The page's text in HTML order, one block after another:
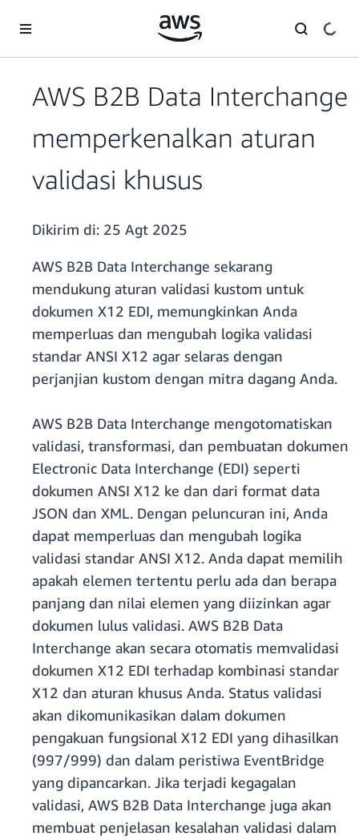
AWS B2B Data Interchange
memperkenalkan aturan
validasi khusus
Dikirim di: 25 Agt 2025
AWS B2B Data Interchange sekarang
mendukung aturan validasi kustom untuk
dokumen X12 EDI, memungkinkan Anda
memperluas dan mengubah logika validasi
standar ANSI X12 agar selaras dengan
perjanjian kustom dengan mitra dagang Anda.
AWS B2B Data Interchange mengotomatiskan
validasi, transformasi, dan pembuatan dokumen
Electronic Data Interchange (EDI) seperti
dokumen ANSI X12 ke dan dari format data
JSON dan XML. Dengan peluncuran ini, Anda
dapat memperluas dan mengubah logika
validasi standar ANSI X12. Anda dapat memilih
apakah elemen tertentu perlu ada dan berapa
panjang dan nilai elemen yang diizinkan agar
dokumen lulus validasi. AWS B2B Data
Interchange akan secara otomatis memvalidasi
dokumen X12 EDI terhadap kombinasi standar
X12 dan aturan khusus Anda. Status validasi
akan dikomunikasikan dalam dokumen
pengakuan fungsional X12 EDI yang dihasilkan
(997/999) dan dalam peristiwa EventBridge
yang dipancarkan. Jika terjadi kegagalan
validasi, AWS B2B Data Interchange juga akan
membuat penjelasan kesalahan validasi dalam